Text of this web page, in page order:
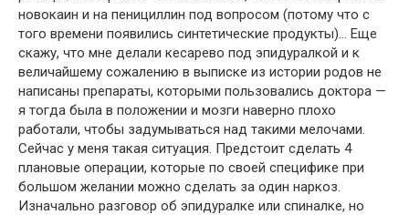
новокаин и на пенициллин под вопросом (потому что с
того времени появились синтетические продукты)… Еще
скажу, что мне делали кесарево под эпидуралкой и к
величайшему сожалению в выписке из истории родов не
написаны препараты, которыми пользовались доктора —
я тогда была в положении и мозги наверно плохо
работали, чтобы задумываться над такими мелочами.
Сейчас у меня такая ситуация. Предстоит сделать 4
плановые операции, которые по своей специфике при
большом желании можно сделать за один наркоз.
Изначально разговор об эпидуралке или спиналке, но